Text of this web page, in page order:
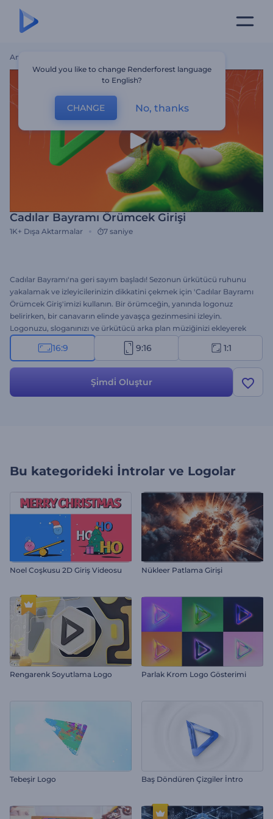
Ana Sayfa
Cadılar Bayramı Örümcek Girişi
1K+ Dışa Aktarmalar 7 saniye
Cadılar Bayramı'na geri sayım başladı! Sezonun ürkütücü ruhunu
yakalamak ve izleyicilerinizin dikkatini çekmek için 'Cadılar Bayramı
Örümcek Giriş'imizi kullanın. Bir örümceğin, yanında logonuz
belirirken, bir canavarın elinde yavaşça gezinmesini izleyin.
Logonuzu, sloganınızı ve ürkütücü arka plan müziğinizi ekleyerek
kişiselleştirin. Cadılar Bayramı parti davetiyeleri, karşılama mesajları,
korkutucu açılışlar, etkinlik tanıtımları ve diğer tematik projeler için
16:9 9:16 1:1
Şi̇mdi̇ Oluştur
Bu kategorideki İntrolar ve Logolar
Noel Coşkusu 2D Giriş Videosu Nükleer Patlama Girişi
Rengarenk Soyutlama Logo Parlak Krom Logo Gösterimi
Tebeşir Logo Baş Döndüren Çizgiler İntro
Would you like to change Renderforest language
to English?
CHANGE No, thanks